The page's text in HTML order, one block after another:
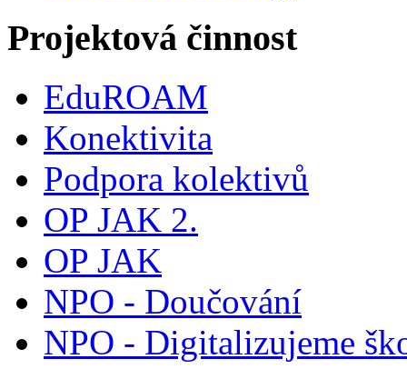
Projektová činnost
EduROAM
Konektivita
Podpora kolektivů
OP JAK 2.
OP JAK
NPO - Doučování
NPO - Digitalizujeme